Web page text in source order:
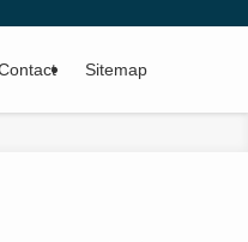
Sitemap